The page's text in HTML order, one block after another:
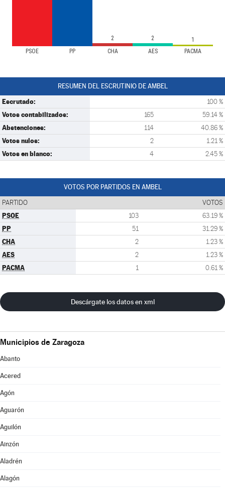
PSOE PP CHA AES PACMA
2 2 1
RESUMEN DEL ESCRUTINIO DE AMBEL
Escrutado: 100 %
Votos contabilizados: 165 59.14 %
Abstenciones: 114 40.86 %
Votos nulos: 2 1.21 %
Votos en blanco: 4 2.45 %
VOTOS POR PARTIDOS EN AMBEL
PARTIDO VOTOS
PSOE 103 63.19 %
PP 51 31.29 %
CHA 2 1.23 %
AES 2 1.23 %
PACMA 1 0.61 %
Descárgate los datos en xml
Municipios de Zaragoza
Abanto
Acered
Agón
Aguarón
Aguilón
Ainzón
Aladrén
Alagón